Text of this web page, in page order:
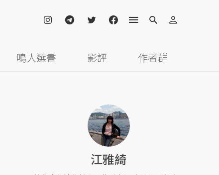
鳴人選書 影評 作者群
江雅綺